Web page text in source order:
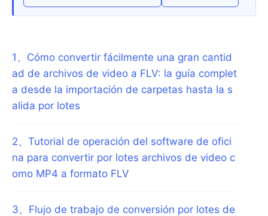
1 、 Cómo convertir fácilmente una gran cantid
ad de archivos de video a FLV: la guía complet
a desde la importación de carpetas hasta la s
alida por lotes
2、 Tutorial de operación del software de ofici
na para convertir por lotes archivos de video c
omo MP4 a formato FLV
3、 Flujo de trabajo de conversión por lotes de